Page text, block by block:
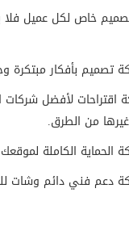
خاص لكل عميل
تصميم بأفكار مبتكرة
اقتراحات لأفضل
غيرها من الطرق.
الحماية الكاملة
دعم فني دائم وشات